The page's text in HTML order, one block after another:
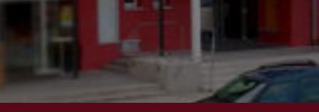
Fundbüro
Gemeindearchiv
Kontakt